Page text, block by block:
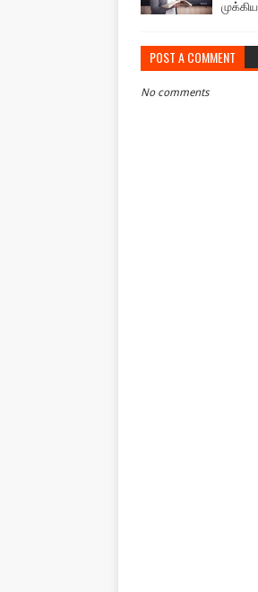
முக்கிய
POST A COMMENT
No comments